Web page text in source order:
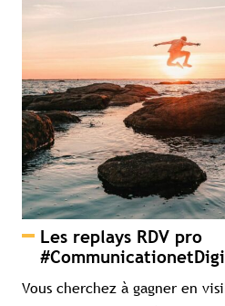
Les replays RDV pro
Vous cherchez à gagner en